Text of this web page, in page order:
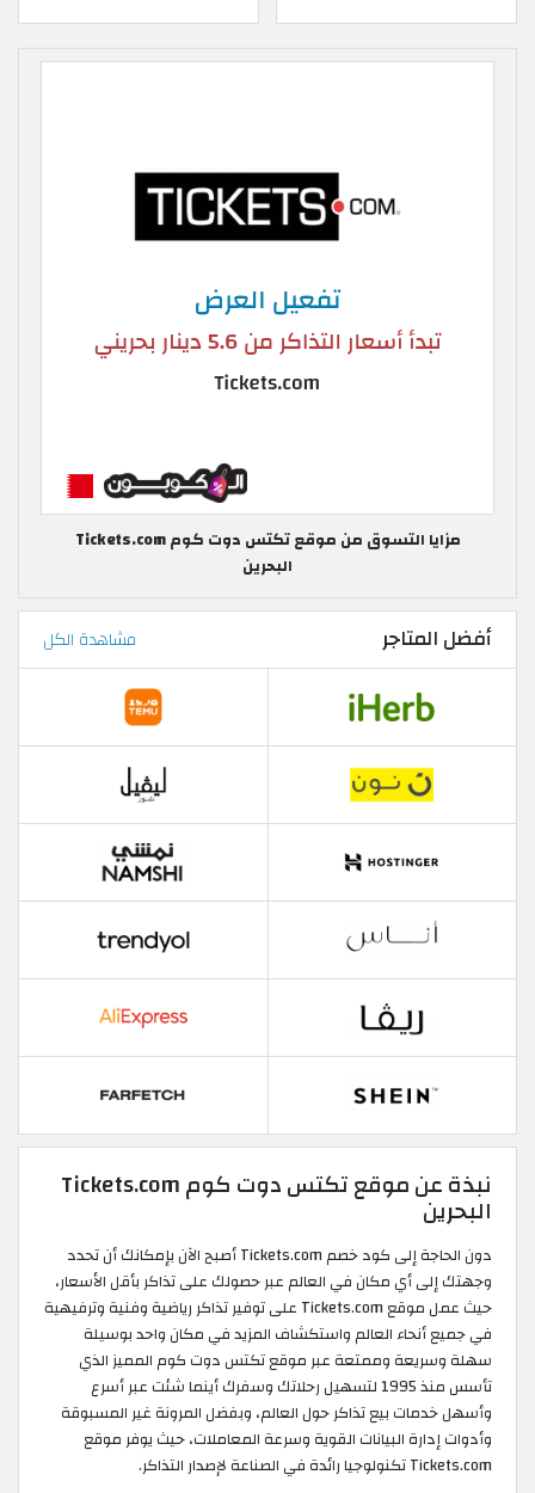
مزايا التسوق من موقع تكتس دوت كوم Tickets.com
البحرين
أفضل المتاجر مشاهدة الكل
نبذة عن موقع تكتس دوت كوم Tickets.com
البحرين
دون الحاجة إلى كود خصم Tickets.com أصبح الآن بإمكانك أن تحدد
وجهتك إلى أي مكان في العالم عبر حصولك على تذاكر بأقل الأسعار،
حيث عمل موقع Tickets.com على توفير تذاكر رياضية وفنية وترفيهية
في جميع أنحاء العالم واستكشاف المزيد في مكان واحد بوسيلة
سهلة وسريعة وممتعة عبر موقع تكتس دوت كوم المميز الذي
تأسس منذ 1995 لتسهيل رحلاتك وسفرك أينما شئت عبر أسرع
وأسهل خدمات بيع تذاكر حول العالم، وبفضل المرونة غير المسبوقة
وأدوات إدارة البيانات القوية وسرعة المعاملات، حيث يوفر موقع
Tickets.com تكنولوجيا رائدة في الصناعة لإصدار التذاكر.